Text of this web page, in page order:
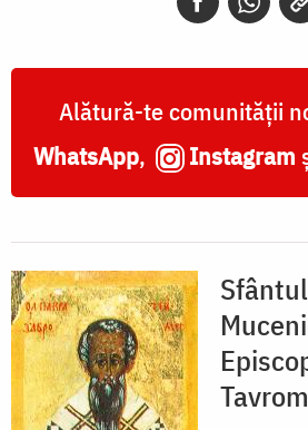
Alătură-te comunității
WhatsApp, Instagram